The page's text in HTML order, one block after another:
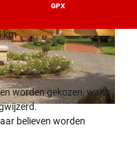
TRAPPMANNMT-FOTOS.DE
GPX
km
worden gekozen, want
believen worden